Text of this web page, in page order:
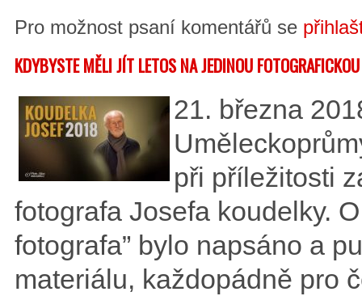
Pro možnost psaní komentářů se
KDYBYSTE MĚLI JÍT LETOS NA JEDINOU
21. března
při příležitosti
fotografa Josefa koudelky.
fotografa” bylo napsáno a
materiálu, každopádně pro